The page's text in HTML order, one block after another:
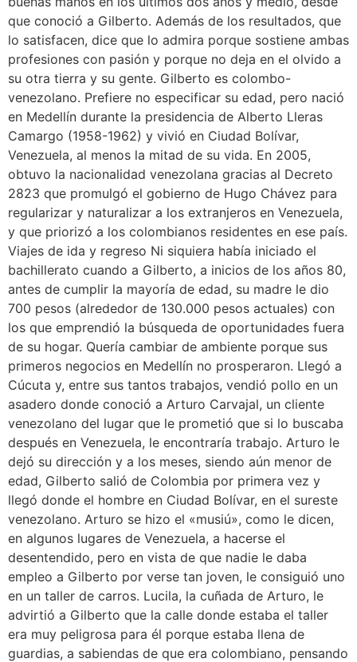
que conoció a Gilberto. Además de los resultados, que
lo satisfacen, dice que lo admira porque sostiene ambas
profesiones con pasión y porque no deja en el olvido a
su otra tierra y su gente. Gilberto es colombo-
venezolano. Prefiere no especificar su edad, pero nació
en Medellín durante la presidencia de Alberto Lleras
Camargo (1958-1962) y vivió en Ciudad Bolívar,
Venezuela, al menos la mitad de su vida. En 2005,
obtuvo la nacionalidad venezolana gracias al Decreto
2823 que promulgó el gobierno de Hugo Chávez para
regularizar y naturalizar a los extranjeros en Venezuela,
y que priorizó a los colombianos residentes en ese país.
Viajes de ida y regreso Ni siquiera había iniciado el
bachillerato cuando a Gilberto, a inicios de los años 80,
antes de cumplir la mayoría de edad, su madre le dio
700 pesos (alrededor de 130.000 pesos actuales) con
los que emprendió la búsqueda de oportunidades fuera
de su hogar. Quería cambiar de ambiente porque sus
primeros negocios en Medellín no prosperaron. Llegó a
Cúcuta y, entre sus tantos trabajos, vendió pollo en un
asadero donde conoció a Arturo Carvajal, un cliente
venezolano del lugar que le prometió que si lo buscaba
después en Venezuela, le encontraría trabajo. Arturo le
dejó su dirección y a los meses, siendo aún menor de
edad, Gilberto salió de Colombia por primera vez y
llegó donde el hombre en Ciudad Bolívar, en el sureste
venezolano. Arturo se hizo el «musiú», como le dicen,
en algunos lugares de Venezuela, a hacerse el
desentendido, pero en vista de que nadie le daba
empleo a Gilberto por verse tan joven, le consiguió uno
en un taller de carros. Lucila, la cuñada de Arturo, le
advirtió a Gilberto que la calle donde estaba el taller
era muy peligrosa para él porque estaba llena de
guardias, a sabiendas de que era colombiano, pensando